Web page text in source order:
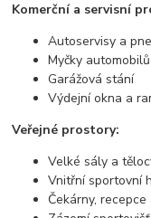
Komerční a servisní
Autoservisy a
Myčky automobilů
Garážová stání
Výdejní okna a
Veřejné prostory:
Velké sály a
Vnitřní sportovní
Čekárny,